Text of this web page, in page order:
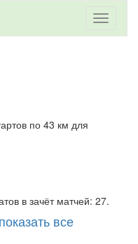
Toggle
по 43 км для
в зачёт матчей: 27.
показать все